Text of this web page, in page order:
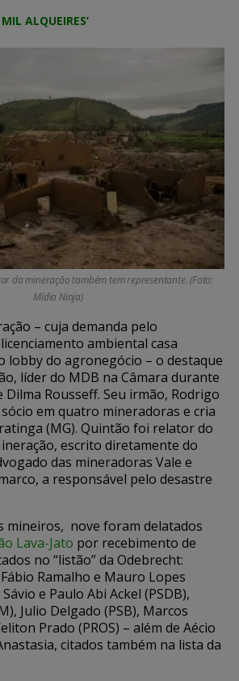
ALQUEIRES’
da mineração também tem representante. (Foto:
Mídia Ninja)
– cuja demanda pelo
ambiental casa
lobby do agronegócio – o destaque
líder do MDB na Câmara durante
Rousseff. Seu irmão, Rodrigo
em quatro mineradoras e cria
(MG). Quintão foi relator do
escrito diretamente do
das mineradoras Vale e
a responsável pelo desastre
mineiros, nove foram delatados
Lava-Jato por recebimento de
no “listão” da Odebrecht:
Ramalho e Mauro Lopes
e Paulo Abi Ackel (PSDB),
Julio Delgado (PSB), Marcos
Prado (PROS) – além de Aécio
citados também na lista da